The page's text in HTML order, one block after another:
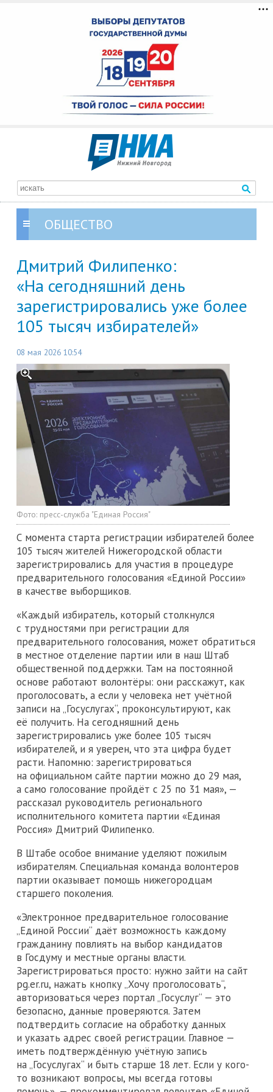
ОБЩЕСТВО
Дмитрий Филипенко:
«На сегодняшний день
зарегистрировались уже более
105 тысяч избирателей»
08 мая 2026 10:54
Фото: пресс-служба "Единая Россия"
С момента старта регистрации избирателей более
105 тысяч жителей Нижегородской области
зарегистрировались для участия в процедуре
предварительного голосования «Единой России»
в качестве выборщиков.
«Каждый избиратель, который столкнулся
с трудностями при регистрации для
предварительного голосования, может обратиться
в местное отделение партии или в наш Штаб
общественной поддержки. Там на постоянной
основе работают волонтёры: они расскажут, как
проголосовать, а если у человека нет учётной
записи на „Госуслугах“, проконсультируют, как
её получить. На сегодняшний день
зарегистрировались уже более 105 тысяч
избирателей, и я уверен, что эта цифра будет
расти. Напомню: зарегистрироваться
на официальном сайте партии можно до 29 мая,
а само голосование пройдёт с 25 по 31 мая», —
рассказал руководитель регионального
исполнительного комитета партии «Единая
Россия» Дмитрий Филипенко.
В Штабе особое внимание уделяют пожилым
избирателям. Специальная команда волонтеров
партии оказывает помощь нижегородцам
старшего поколения.
«Электронное предварительное голосование
„Единой России“ даёт возможность каждому
гражданину повлиять на выбор кандидатов
в Госдуму и местные органы власти.
Зарегистрироваться просто: нужно зайти на сайт
pg.er.ru, нажать кнопку „Хочу проголосовать“,
авторизоваться через портал „Госуслуг“ — это
безопасно, данные проверяются. Затем
подтвердить согласие на обработку данных
и указать адрес своей регистрации. Главное —
иметь подтверждённую учётную запись
на „Госуслугах“ и быть старше 18 лет. Если у кого-
то возникают вопросы, мы всегда готовы